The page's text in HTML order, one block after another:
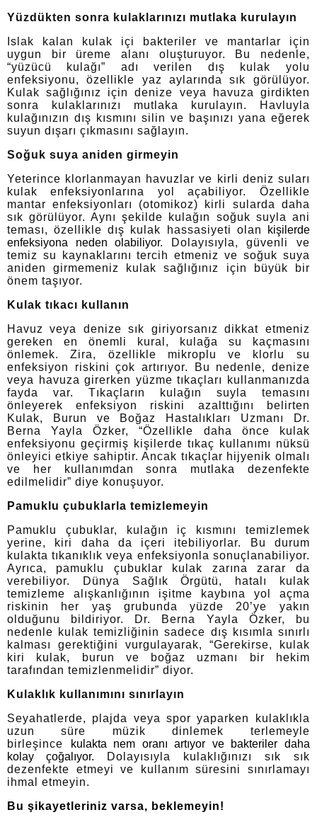
Yüzdükten sonra kulaklarınızı mutlaka kurulayın
Islak kalan kulak içi bakteriler ve mantarlar için
uygun bir üreme alanı oluşturuyor. Bu nedenle,
“yüzücü kulağı” adı verilen dış kulak yolu
enfeksiyonu, özellikle yaz aylarında sık görülüyor.
Kulak sağlığınız için denize veya havuza girdikten
sonra kulaklarınızı mutlaka kurulayın. Havluyla
kulağınızın dış kısmını silin ve başınızı yana eğerek
suyun dışarı çıkmasını sağlayın.
Soğuk suya aniden girmeyin
Yeterince klorlanmayan havuzlar ve kirli deniz suları
kulak enfeksiyonlarına yol açabiliyor. Özellikle
mantar enfeksiyonları (otomikoz) kirli sularda daha
sık görülüyor. Aynı şekilde kulağın soğuk suyla ani
teması, özellikle dış kulak hassasiyeti olan
kişilerde
enfeksiyona neden olabiliyor. Dolayısıyla, güvenli ve
temiz su kaynaklarını tercih etmeniz ve soğuk suya
aniden girmemeniz kulak sağlığınız için büyük bir
önem taşıyor.
Kulak tıkacı kullanın
Havuz veya denize sık giriyorsanız dikkat etmeniz
gereken en önemli kural, kulağa su kaçmasını
önlemek. Zira, özellikle mikroplu ve klorlu su
enfeksiyon riskini çok artırıyor. Bu nedenle, denize
veya havuza girerken yüzme tıkaçları kullanmanızda
fayda var. Tıkaçların kulağın suyla temasını
önleyerek enfeksiyon riskini azalttığını belirten
Kulak, Burun ve Boğaz Hastalıkları Uzmanı Dr.
Berna Yayla Özker, “Özellikle daha önce kulak
enfeksiyonu geçirmiş kişilerde tıkaç kullanımı nüksü
önleyici etkiye sahiptir. Ancak tıkaçlar hijyenik olmalı
ve her kullanımdan sonra mutlaka dezenfekte
edilmelidir” diye konuşuyor.
Pamuklu çubuklarla temizlemeyin
Pamuklu çubuklar, kulağın iç kısmını temizlemek
yerine, kiri daha da içeri itebiliyorlar. Bu durum
kulakta tıkanıklık veya enfeksiyonla sonuçlanabiliyor.
Ayrıca, pamuklu çubuklar kulak zarına zarar da
verebiliyor. Dünya Sağlık Örgütü, hatalı kulak
temizleme alışkanlığının işitme kaybına yol açma
riskinin her yaş grubunda yüzde 20’ye yakın
olduğunu bildiriyor. Dr. Berna Yayla Özker, bu
nedenle kulak temizliğinin sadece dış kısımla sınırlı
kalması gerektiğini vurgulayarak, “Gerekirse, kulak
kiri kulak, burun ve boğaz uzmanı bir hekim
tarafından temizlenmelidir” diyor.
Kulaklık kullanımını sınırlayın
Seyahatlerde, plajda veya spor yaparken kulaklıkla
uzun süre müzik dinlemek terlemeyle
birleşince
kulakta nem oranı artıyor ve bakteriler daha
kolay çoğalıyor.
Dolayısıyla kulaklığınızı sık sık
dezenfekte etmeyi ve kullanım süresini sınırlamayı
ihmal etmeyin.
Bu şikayetleriniz varsa, beklemeyin!